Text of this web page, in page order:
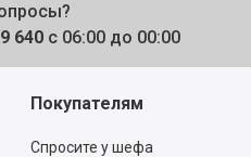
640 с 06:00 до 00:00
Покупателям
Спросите у шефа